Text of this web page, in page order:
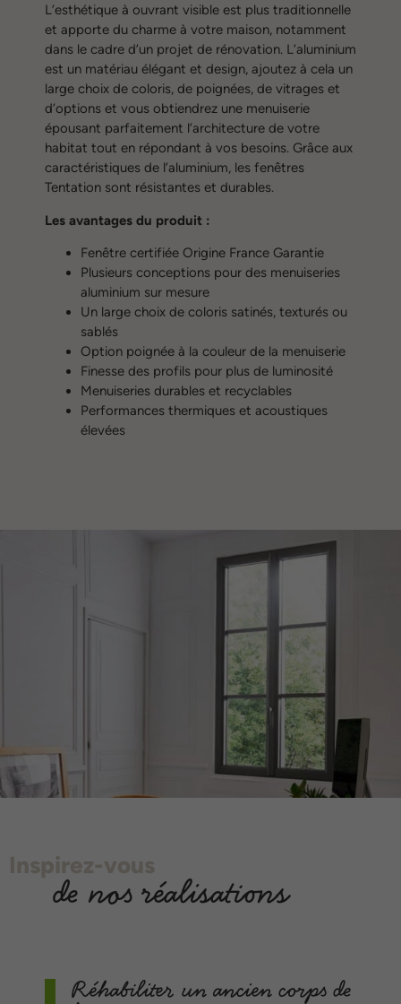
L’esthétique à ouvrant visible est plus traditionnelle
et apporte du charme à votre maison, notamment
dans le cadre d’un projet de rénovation. L’aluminium
est un matériau élégant et design, ajoutez à cela un
large choix de coloris, de poignées, de vitrages et
d’options et vous obtiendrez une menuiserie
épousant parfaitement l’architecture de votre
habitat tout en répondant à vos besoins. Grâce aux
caractéristiques de l’aluminium, les fenêtres
Tentation sont résistantes et durables.
Les avantages du produit :
Fenêtre certifiée Origine France Garantie
Plusieurs conceptions pour des menuiseries
aluminium sur mesure
Un large choix de coloris satinés, texturés ou
sablés
Option poignée à la couleur de la menuiserie
Finesse des profils pour plus de luminosité
Menuiseries durables et recyclables
Performances thermiques et acoustiques
élevées
Inspirez-vous
de nos réalisations
Réhabiliter un ancien corps de